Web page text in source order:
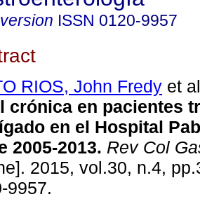
ISSN 0120-9957
RIOS, John Fredy et
crónica en pacientes
en el Hospital
2005-2013. Rev Col
2015, vol.30, n.4,
9957.